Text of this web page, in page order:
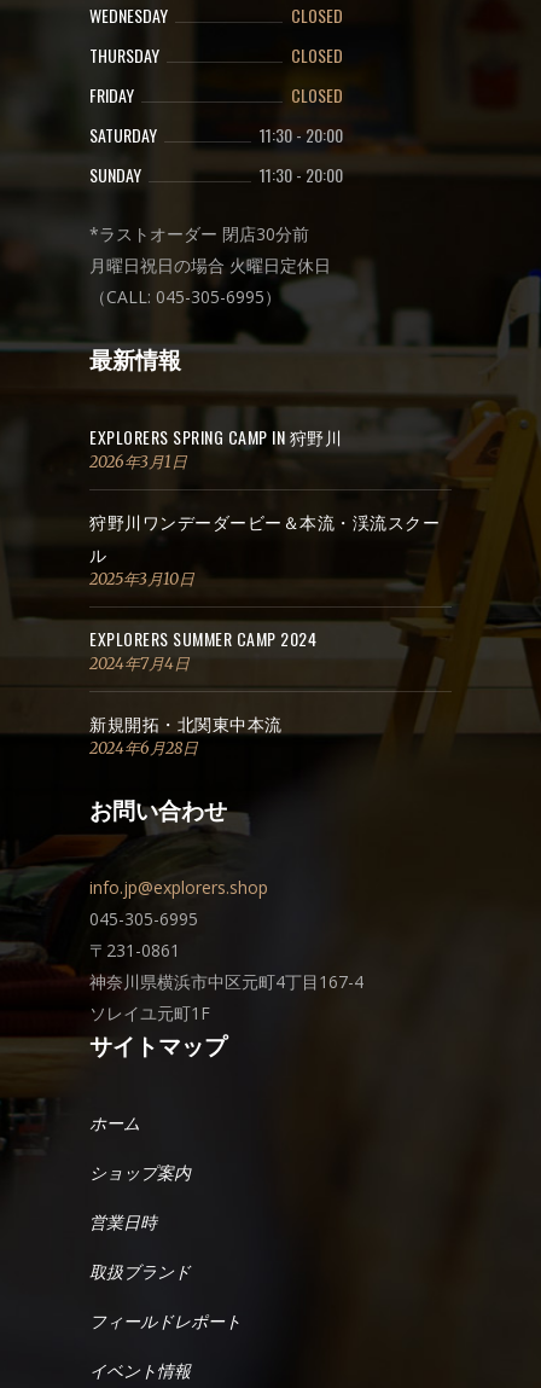
WEDNESDAY
CLOSED
THURSDAY
CLOSED
FRIDAY
CLOSED
SATURDAY
11:30- 20:00
SUNDAY
11:30-20:00
*ラストオーダー 閉店30分前
月曜日祝日の場合 火曜日定休日
（CALL: 045-305-6995）
最新情報
EXPLORERS SPRING CAMP IN 狩野川
2026年3月1日
狩野川ワンデーダービー＆本流・渓流スクー
ル
2025年3月10日
EXPLORERS SUMMER CAMP 2024
2024年7月4日
新規開拓・北関東中本流
2024年6月28日
お問い合わせ
info.jp@explorers.shop
045-305-6995
〒231-0861
神奈川県横浜市中区元町4丁目167-4
ソレイユ元町1F
サイトマップ
ホーム
ショップ案内
営業日時
取扱ブランド
フィールドレポート
イベント情報